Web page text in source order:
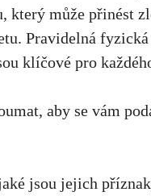
který může přinést
Pravidelná
​klíčové pro
aby se vám
jsou jejich